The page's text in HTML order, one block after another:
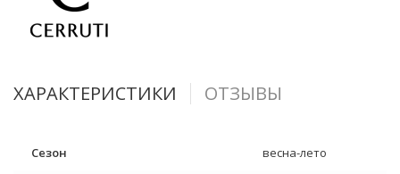
ХАРАКТЕРИСТИКИ ОТЗЫВЫ
Сезон весна-лето